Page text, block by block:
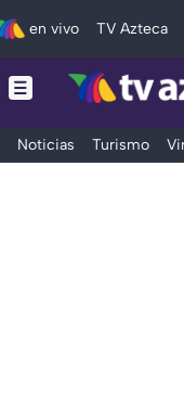
en vivo TV Azteca
Noticias Turismo